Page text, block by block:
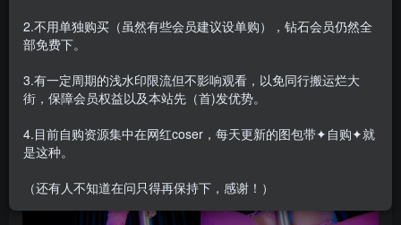
合集目录在预览图下面
2.不用单独购买（虽然有些会员建议设单购），钻石会员仍然全
部免费下。
3.有一定周期的浅水印限流但不影响观看，以免同行搬运烂大
街，保障会员权益以及本站先（首)发优势。
4.目前自购资源集中在网红coser，每天更新的图包带✦自购✦就
是这种。
（还有人不知道在问只得再保持下，感谢！）